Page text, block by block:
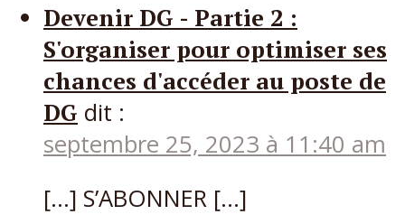
Devenir DG - Partie 2 :
S'organiser pour optimiser ses
chances d'accéder au poste de
DG dit :
septembre 25, 2023 à 11:40 am
[…] S’ABONNER […]